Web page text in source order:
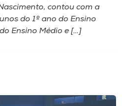
contou com a
do 1º ano do Ensino
Ensino Médio e […]